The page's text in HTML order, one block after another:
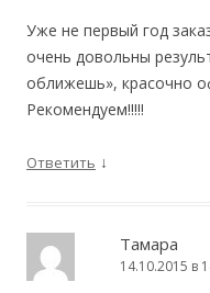
Уже не первый год
очень довольны
оближешь», красочно
Рекомендуем!!!!!
Ответить ↓
Тамара
14.10.2015 в